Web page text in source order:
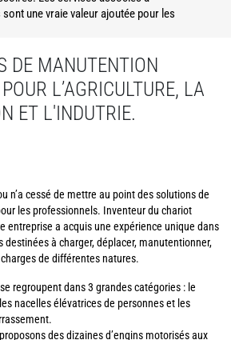
une vraie valeur ajoutée pour les
DE MANUTENTION
L’AGRICULTURE, LA
ET L'INDUTRIE.
n’a cessé de mettre au point des solutions de
les professionnels. Inventeur du chariot
entreprise a acquis une expérience unique dans
destinées à charger, déplacer, manutentionner,
de différentes natures.
regroupent dans 3 grandes catégories : le
nacelles élévatrices de personnes et les
des dizaines d’engins motorisés aux